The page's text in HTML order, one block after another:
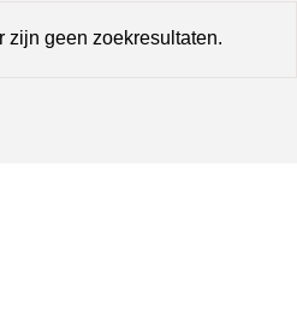
zijn geen zoekresultaten.